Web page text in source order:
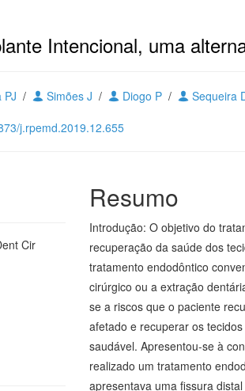
Intencional, uma
PJ / Simões J / Diogo P / Sequeira
j.rpemd.2019.12.655
Cir
Resumo
Introdução: O objetivo do
recuperação da saúde dos
tratamento endodôntico
cirúrgico ou a extração
se a riscos que o paciente
afetado e recuperar os
saudável. Apresentou-se à
realizado um tratamento
apresentava uma fissura